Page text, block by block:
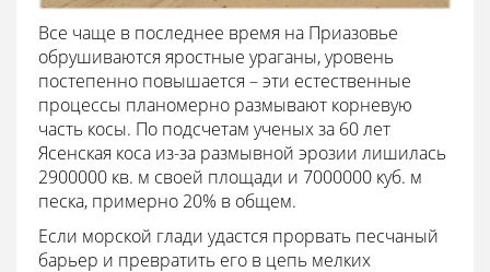
Все чаще в последнее время на Приазовье
обрушиваются яростные ураганы, уровень
постепенно повышается – эти естественные
процессы планомерно размывают корневую
часть косы. По подсчетам ученых за 60 лет
Ясенская коса из-за размывной эрозии лишилась
2900000 кв. м своей площади и 7000000 куб. м
песка, примерно 20% в общем.
Если морской глади удастся прорвать песчаный
барьер и превратить его в цепь мелких